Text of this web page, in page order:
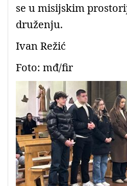
se u misijskim
druženju.
Ivan Režić
Foto: mđ/fir